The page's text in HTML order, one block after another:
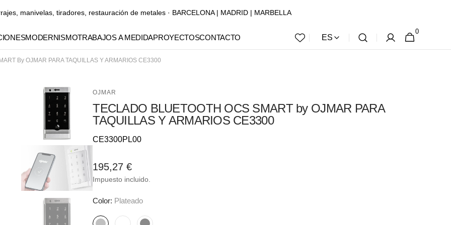
manivelas, tiradores, restauración de metales · BARCELONA | MADRID | MARBELLA
MODERNISMO
Manubrios
Pomos y tiradores para
muebles
Elementos decorativos
Gaudí
TRABAJOS A MEDIDAPROYECTOSCONTACTO ES CESTA
0
ARTÍCULOS
By OJMAR PARA TAQUILLAS Y ARMARIOS CE3300
Abrir
elemento
en
galería
OJMAR
TECLADO BLUETOOTH OCS SMART by OJMAR PARA
TAQUILLAS Y ARMARIOS CE3300
Referencia::
CE3300PL00
Precio
habitual
195,27 €
Impuesto incluido.
Color: Plateado